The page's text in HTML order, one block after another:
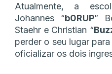
Atualmente, a
Johannes “⁠b0RUP⁠”
Staehr e Christian “⁠
perder o seu lugar
oficializar os dois